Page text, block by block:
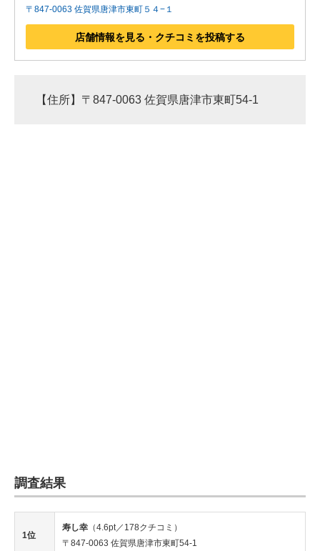
〒847-0063 佐賀県唐津市東町５４−１
店舗情報を見る・クチコミを投稿する
【住所】〒847-0063 佐賀県唐津市東町54-1
調査結果
1位
寿し幸 （4.6pt／178クチコミ）
〒847-0063 佐賀県唐津市東町54-1